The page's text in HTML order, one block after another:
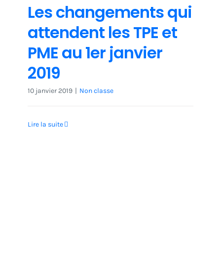
Les changements qui
attendent les TPE et
PME au 1er janvier
2019
10 janvier 2019 | Non classe
Lire la suite